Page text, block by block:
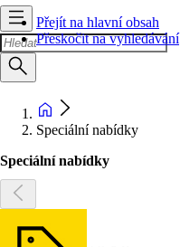
Přejít na hlavní obsah
Přeskočit na vyhledávání
Speciální nabídky
Speciální nabídky